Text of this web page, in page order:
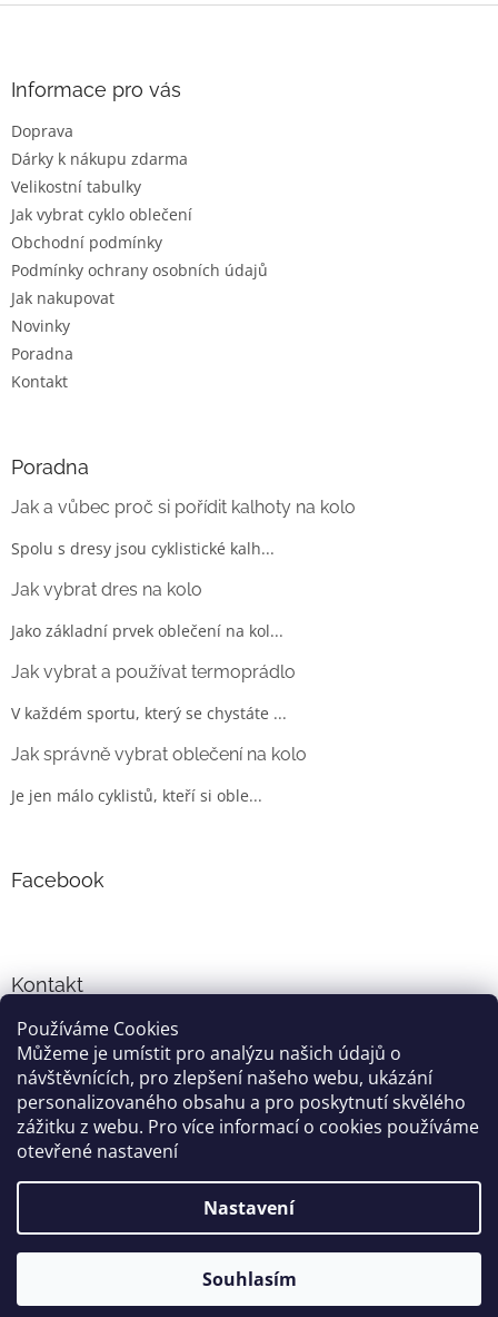
Používáme Cookies
Můžeme je umístit pro analýzu našich údajů o
návštěvnících, pro zlepšení našeho webu, ukázání
personalizovaného obsahu a pro poskytnutí skvělého
zážitku z webu. Pro více informací o cookies používáme
otevřené nastavení
Nastavení
Souhlasím
l
ý
Informace pro vás
Doprava
Dárky k nákupu zdarma
Velikostní tabulky
Jak vybrat cyklo oblečení
Obchodní podmínky
Podmínky ochrany osobních údajů
Jak nakupovat
Novinky
Poradna
Kontakt
Poradna
Jak a vůbec proč si pořídit kalhoty na kolo
Spolu s dresy jsou cyklistické kalh...
Jak vybrat dres na kolo
Jako základní prvek oblečení na kol...
Jak vybrat a používat termoprádlo
V každém sportu, který se chystáte ...
Jak správně vybrat oblečení na kolo
Je jen málo cyklistů, kteří si oble...
Facebook
Kontakt
info@cyklo-obleceni.cz
+420777081700
jsme na facebooku
Copyright 2026cyklo-obleceni.cz. Všechna práva vyhrazena.
Grafika a úprava šablónyMilan Markovič